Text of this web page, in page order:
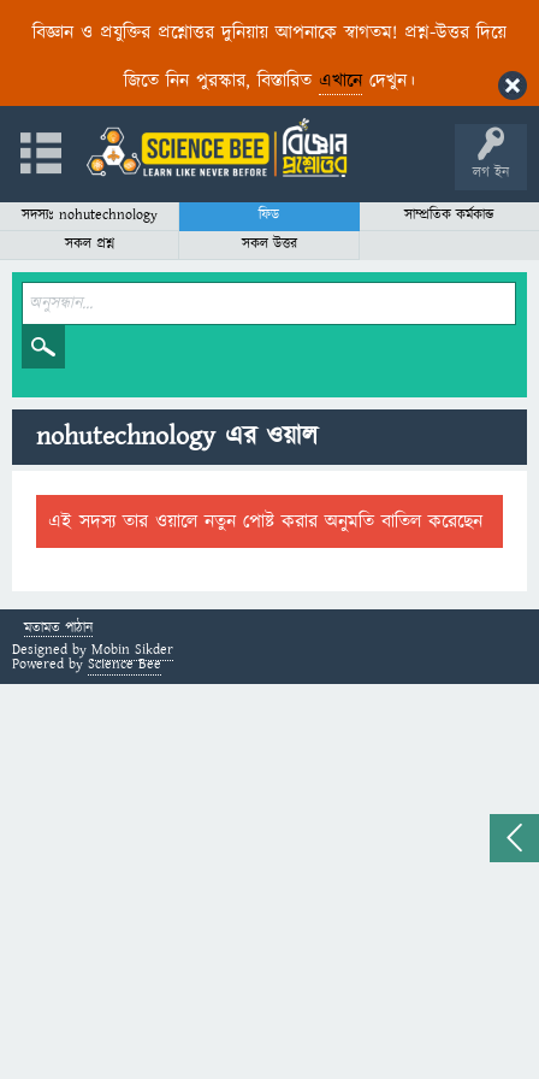
বিজ্ঞান ও প্রযুক্তির প্রশ্নোত্তর দুনিয়ায় আপনাকে স্বাগতম! প্রশ্ন-উত্তর দিয়ে
জিতে নিন পুরস্কার, বিস্তারিত এখানেদেখুন।
লগ ইন
সদস্যঃ nohutechnology ফিড
সাম্প্রতিক কর্মকান্ড
সকল প্রশ্ন
সকল উত্তর
nohutechnology এর ওয়াল
এই সদস্য তার ওয়ালে নতুন পোষ্ট করার অনুমতি বাতিল করেছেন
মতামত পাঠান
Designed by Mobin Sikder
Powered by Science Bee